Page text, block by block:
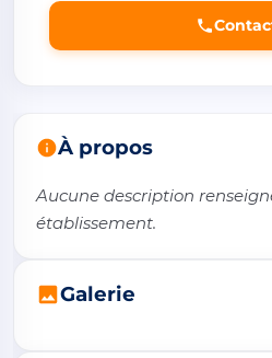
À propos
Aucune description
établissement.
Galerie